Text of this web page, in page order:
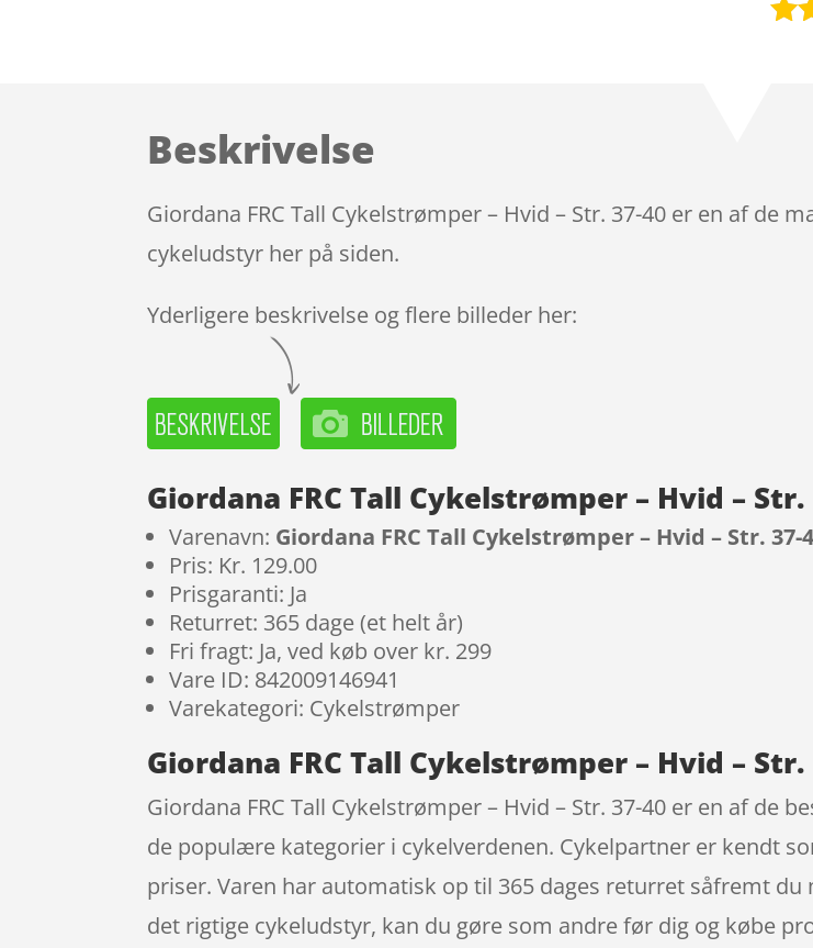
Beskrivelse
Giordana FRC Tall Cykelstrømper – Hvid – Str. 37-40 er en af de
cykeludstyr her på siden.
Yderligere beskrivelse og flere billeder her:
Giordana FRC Tall Cykelstrømper – Hvid –
Varenavn: Giordana FRC Tall Cykelstrømper – Hvid – Str. 37-
Pris: Kr. 129.00
Prisgaranti: Ja
Returret: 365 dage (et helt år)
Fri fragt: Ja, ved køb over kr. 299
Vare ID: 842009146941
Varekategori: Cykelstrømper
Giordana FRC Tall Cykelstrømper – Hvid –
Giordana FRC Tall Cykelstrømper – Hvid – Str. 37-40 er en af de
de populære kategorier i cykelverdenen. Cykelpartner er kendt
priser. Varen har automatisk op til 365 dages returret såfremt
det rigtige cykeludstyr, kan du gøre som andre før dig og købe